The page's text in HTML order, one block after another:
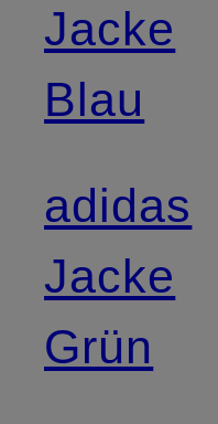
Jacke
Blau
adidas
Jacke
Grün